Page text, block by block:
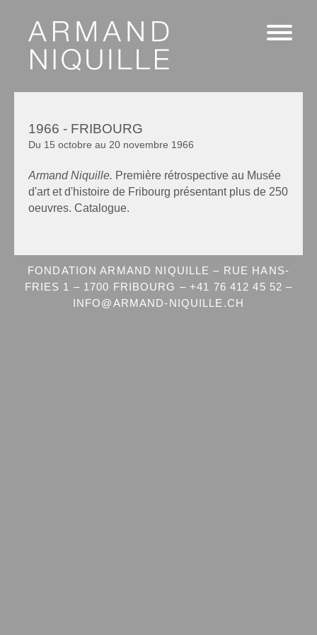
1966 - FRIBOURG
Du 15 octobre au 20 novembre 1966
Armand Niquille. Première rétrospective au Musée
d'art et d'histoire de Fribourg présentant plus de 250
oeuvres. Catalogue.
FONDATION ARMAND NIQUILLE – RUE HANS-
FRIES 1 – 1700 FRIBOURG – +41 76 412 45 52 –
INFO@ARMAND-NIQUILLE.CH